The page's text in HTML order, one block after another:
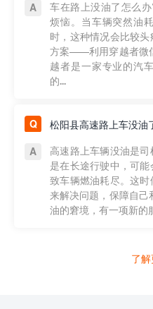
车在路上没油了怎么
烦恼。当车辆突然油
时，这种情况会比较
方案——利用穿越者微
越者是一家专业的汽
的...
松阳县高速路上车没油
高速路上车辆没油是
是在长途行驶中，可
致车辆燃油耗尽。这
来解决问题，保障自己
油的窘境，有一项新的
了